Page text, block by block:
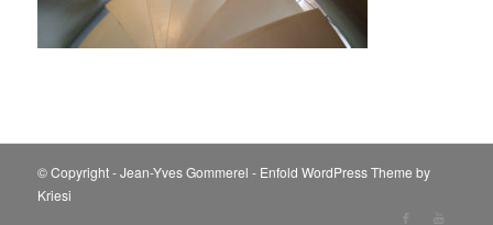
© Copyright - Jean-Yves Gommerel - Enfold WordPress Theme by
Kriesi